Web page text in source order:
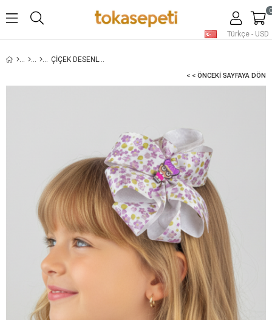
Türkçe - USD
0
ÇIÇEK DESENLI ÇOCUK TACI
< < ÖNCEKI SAYFAYA DÖN